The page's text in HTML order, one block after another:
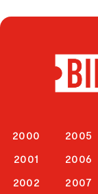
2000
2001
2002
2005
2006
2007